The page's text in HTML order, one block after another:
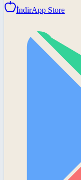
İndirApp Store